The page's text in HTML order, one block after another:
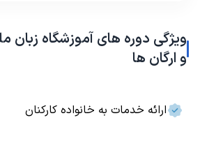
ویژگی دوره های آموزشگاه زبان
و ارگان ها
ارائه خدمات به خانواده کارکنان